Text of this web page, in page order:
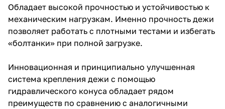
Обладает высокой прочностью и устойчивостью к
механическим нагрузкам. Именно прочность дежи
позволяет работать с плотными тестами и избегать
«болтанки» при полной загрузке.
Инновационная и принципиально улучшенная
система крепления дежи с помощью
гидравлического конуса обладает рядом
преимуществ по сравнению с аналогичными